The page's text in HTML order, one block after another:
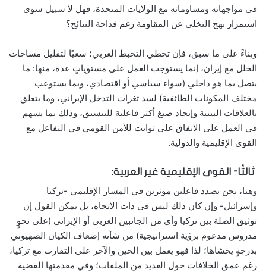
في مواجهاته ومساوماته مع الولايات المتحدة، فهل لا سبيل سوى
استمرار نهج التخلي عن المقاومة رغم فداحة النتائج؟
وبناءً على ما سبق، فإن تخطي التخبط العربي؛ سعيًا لتقليل مساحات
الخلل مع إيران، إنما يستوجب العمل على مستوياتٍ عدة، منها: ما
يتصل بما هو داخلي (سواء سياسي أو اقتصادي، وبما يستوعب
مختلف المكونات الطائفية) لسد ثغرات التدخل الإيراني، وما يتعلق
بالعلاقات البينية وإيجاد صيغ أكثر فاعلية للتنسيق، وذلك بما يسهم
في العمل على الاتفاق على ثوابت للأمن القومي في التفاعل مع
القوى الإقليمية والدولية.
ثالثًا- القوى الإقليمية غير العربية:
وهنا، نحن بصدد فاعلين مؤثرين في المسار الإقليمي -تركيا
وإسرائيل- وإن كان ذلك ليس في ذات الاتجاه، بل يمكن القول إن
توثيق الصلة بين تركيا وأي من الجانبين العربي أو الإيراني (على نحوٍ
مدروس مدعوم برؤية استراتيجية) من شأنه إضعاف الكيان الصهيوني
بدرجةٍ يخشاها؛ لذا فهو يعمل بين الحين والآخر على التقارب مع تركيا،
رغم عمق الخلافات حول العديد من الملفات؛ وفي مقدمتها القضية